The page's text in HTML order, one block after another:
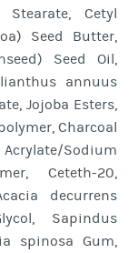
Stearate, Cetyl
Seed Butter,
Seed Oil,
annuus
Jojoba Esters,
Charcoal
Sodium
Ceteth-20,
decurrens
Sapindus
spinosa Gum,